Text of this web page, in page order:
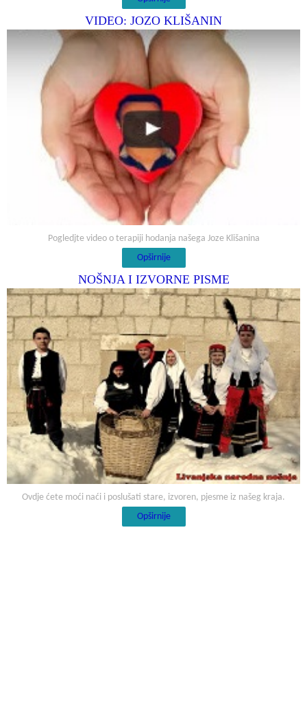
VIDEO: JOZO KLIŠANIN
Pogledjte video o terapiji hodanja našega Joze Klišanina
Opširnije
NOŠNJA I IZVORNE PISME
Ovdje ćete moći naći i poslušati stare, izvoren, pjesme iz našeg kraja.
Opširnije